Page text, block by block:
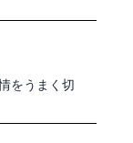
をうまく切